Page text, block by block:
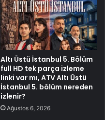
Altı Üstü İstanbul 5. Bölüm
full HD tek parça izleme
linki var mı, ATV Altı Üstü
İstanbul 5. bölüm nereden
izlenir?
Ağustos 6, 2026